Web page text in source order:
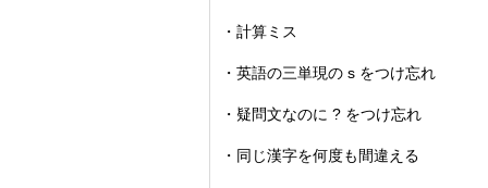
・計算ミス
・英語の三単現の s をつけ忘れ
・疑問文なのに ? をつけ忘れ
・同じ漢字を何度も間違える